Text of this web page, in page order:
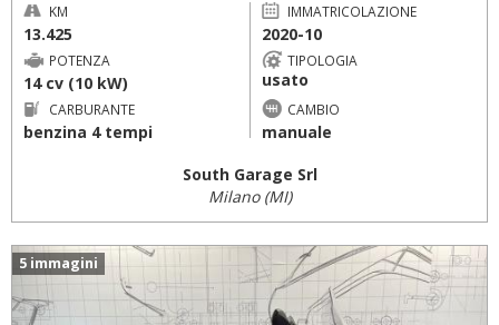
KM
13.425
IMMATRICOLAZIONE
2020-10
POTENZA
14 cv (10 kW)
TIPOLOGIA
usato
CARBURANTE
benzina 4 tempi
CAMBIO
manuale
South Garage Srl
Milano (MI)
5 immagini